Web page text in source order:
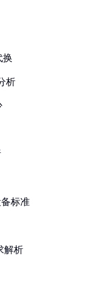
换
析
标准
解析